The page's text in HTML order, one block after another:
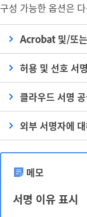
구성 가능한 옵션은
Acrobat 및/또
허용 및 선호 서
클라우드 서명
외부 서명자에
메모
서명 이유 표시